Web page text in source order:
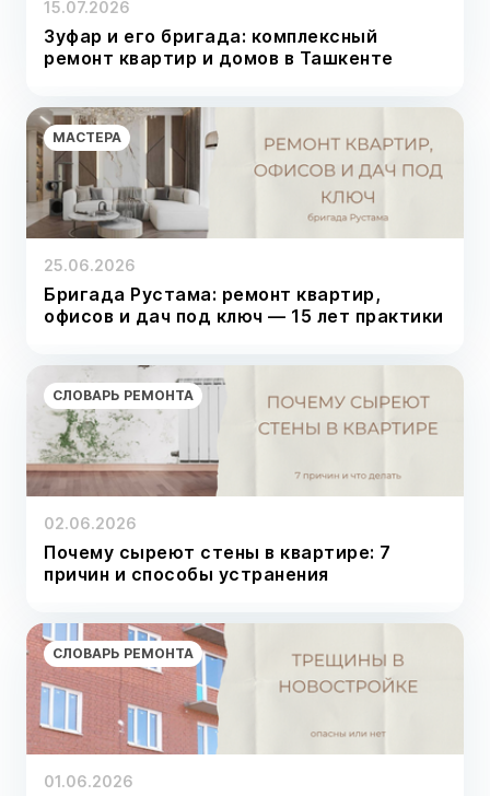
15.07.2026
Зуфар и его бригада: комплексный
ремонт квартир и домов в Ташкенте
МАСТЕРА
25.06.2026
Бригада Рустама: ремонт квартир,
офисов и дач под ключ — 15 лет практики
СЛОВАРЬ РЕМОНТА
02.06.2026
Почему сыреют стены в квартире: 7
причин и способы устранения
СЛОВАРЬ РЕМОНТА
01.06.2026